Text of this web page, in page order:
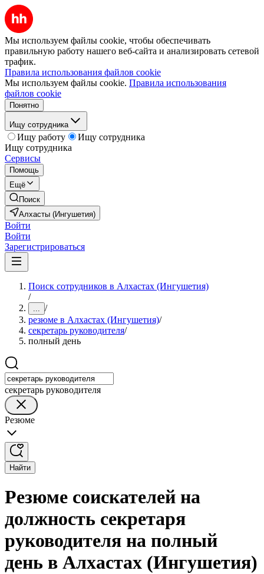
Мы используем файлы cookie, чтобы обеспечивать
правильную работу нашего веб-сайта и анализировать сетевой
трафик.
Правила использования файлов cookie
Мы используем файлы cookie. Правила использования
файлов cookie
Понятно
Ищу сотрудника
Ищу работу
Ищу сотрудника
Ищу сотрудника
Сервисы
Помощь
Ещё
Поиск
Алхасты (Ингушетия)
Войти
Войти
Зарегистрироваться
Поиск сотрудников в Алхастах (Ингушетия)
/
... /
резюме в Алхастах (Ингушетия)/
секретарь руководителя/
полный день
секретарь руководителя
Резюме
Найти
Резюме соискателей на
должность секретаря
руководителя на полный
день в Алхастах (Ингушетия)